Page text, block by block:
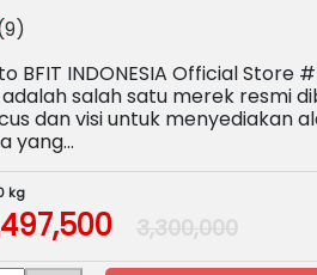
BFIT INDONESIA Official Store
adalah salah satu merek resmi
dan visi untuk menyediakan
yang…
kg
3,300,000